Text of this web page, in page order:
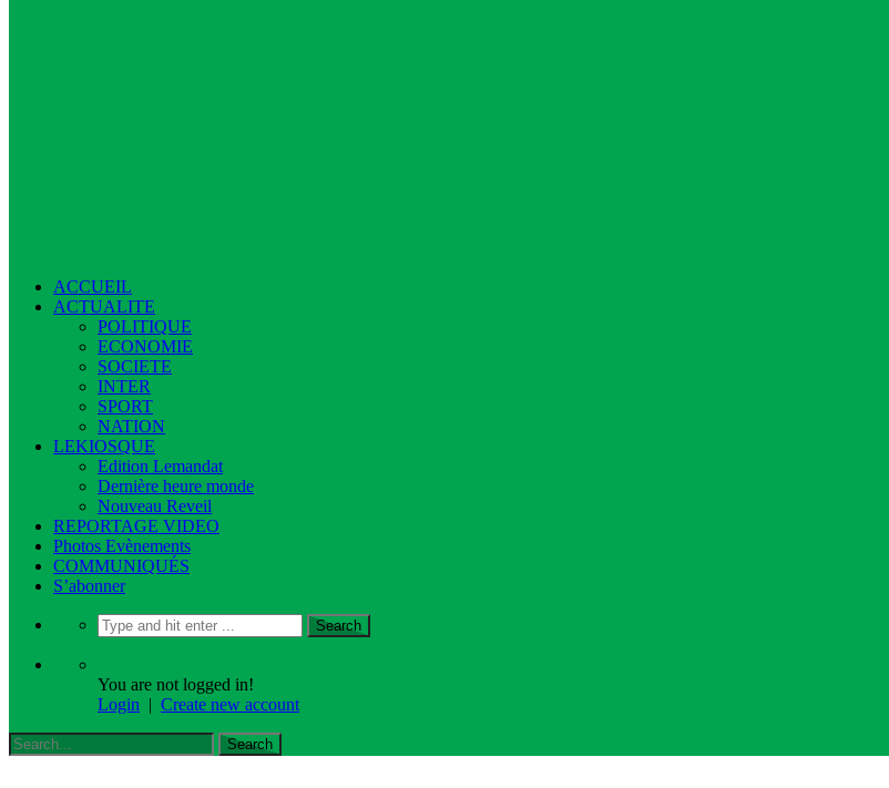
ACCUEIL
ACTUALITE
POLITIQUE
ECONOMIE
SOCIETE
INTER
SPORT
NATION
LEKIOSQUE
Edition Lemandat
Dernière heure monde
Nouveau Reveil
REPORTAGE VIDEO
Photos Evènements
COMMUNIQUÉS
S’abonner
You are not logged in!
Login | Create new account